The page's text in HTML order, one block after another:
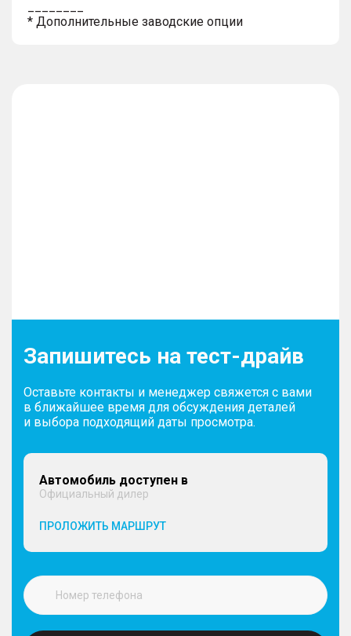
* Дополнительные заводские опции
Запишитесь на тест-драйв
Оставьте контакты и менеджер свяжется с вами
в ближайшее время для обсуждения деталей
и выбора подходящий даты просмотра.
Автомобиль доступен в
Официальный дилер
ПРОЛОЖИТЬ МАРШРУТ